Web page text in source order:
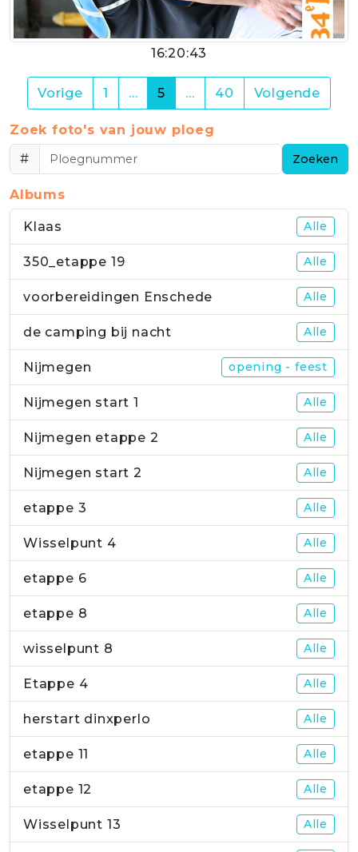
16:20:43
Vorige 1 … 5 (current)
… 40 Volgende
Zoek foto's van jouw ploeg
#
Zoeken
Albums
Klaas Alle
350_etappe 19 Alle
voorbereidingen Enschede Alle
de camping bij nacht Alle
Nijmegen opening - feest
Nijmegen start 1 Alle
Nijmegen etappe 2 Alle
Nijmegen start 2 Alle
etappe 3 Alle
Wisselpunt 4 Alle
etappe 6 Alle
etappe 8 Alle
wisselpunt 8 Alle
Etappe 4 Alle
herstart dinxperlo Alle
etappe 11 Alle
etappe 12 Alle
Wisselpunt 13 Alle